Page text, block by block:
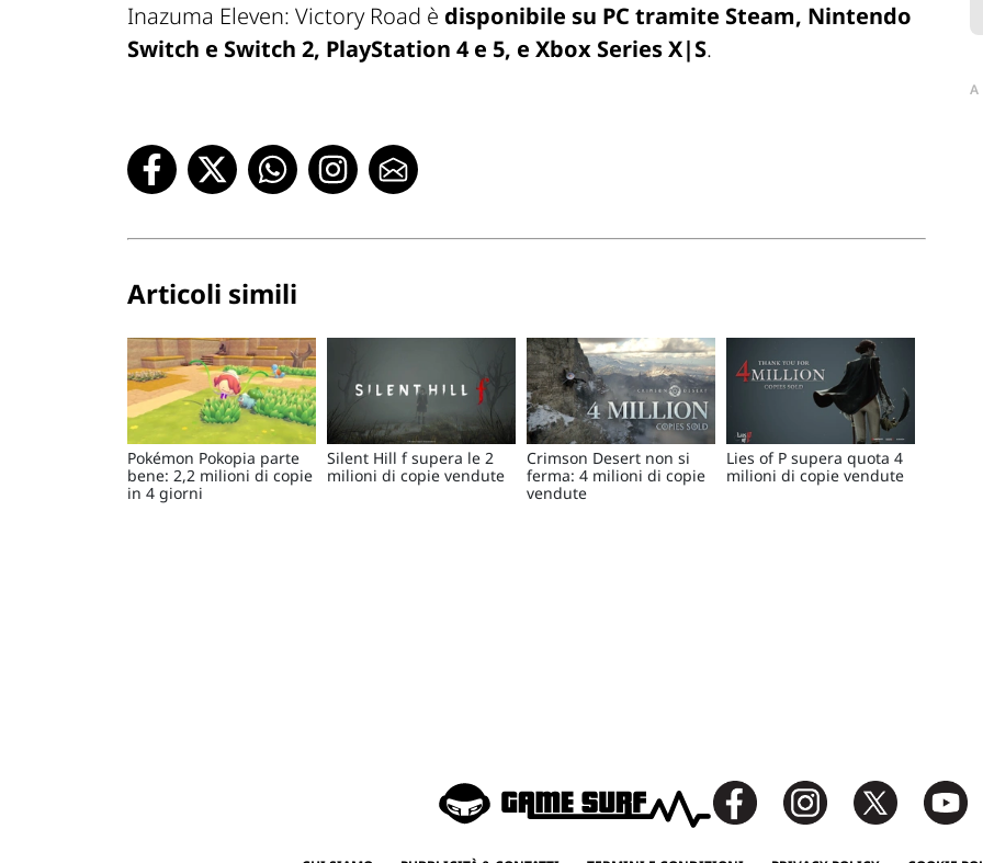
Inazuma Eleven: Victory Road è disponibile su PC tramite Steam, Nintendo
Switch e Switch 2, PlayStation 4 e 5, e Xbox Series X|S.
Articoli simili
Pokémon Pokopia parte
bene: 2,2 milioni di copie
in 4 giorni
Silent Hill f supera le 2
milioni di copie vendute
Crimson Desert non si
ferma: 4 milioni di copie
vendute
Lies of P supera quota 4
milioni di copie vendute